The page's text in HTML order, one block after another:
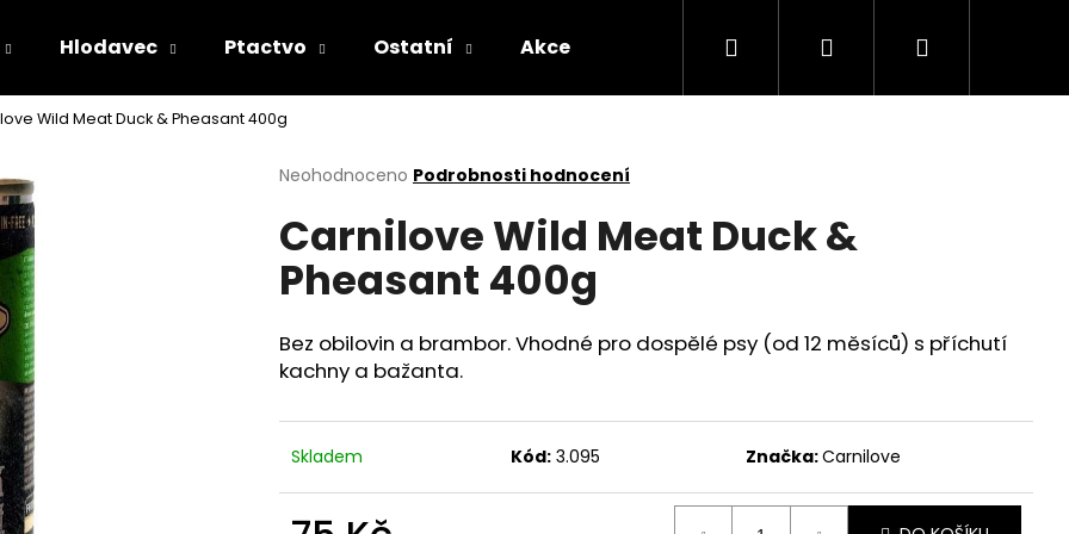
Hlodavec Ptactvo Ostatní Akce Kontakty
Hledat PřihlášeníNákupní
Wild Meat Duck & Pheasant 400g
Průměrné
produktu
je
0,0
hvězdiček.
Neohodnoceno Podrobnosti hodnocení
Carnilove Wild Meat Duck &
Pheasant 400g
Bez obilovin a brambor. Vhodné pro dospělé psy (od 12 měsíců) s příchutí
kachny a bažanta.
Skladem Kód: 3.095 Značka:Carnilove
Co potřebujete najít?
HLEDAT
Následující